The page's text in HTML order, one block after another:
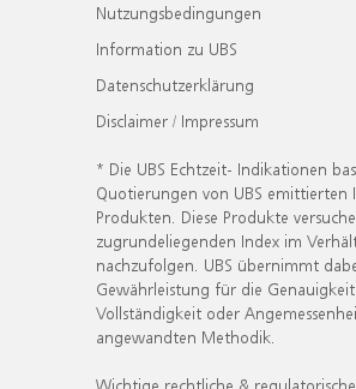
Nutzungsbedingungen
Information zu UBS
Datenschutzerklärung
Disclaimer / Impressum
* Die UBS Echtzeit- Indikationen
Quotierungen von UBS emittierten
Produkten. Diese Produkte
zugrundeliegenden Index im
nachzufolgen. UBS übernimmt
Gewährleistung für die
Vollständigkeit oder
angewandten Methodik.